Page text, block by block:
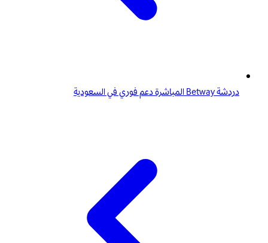
دردشة Betway المباشرة دعم فوري في السعودية